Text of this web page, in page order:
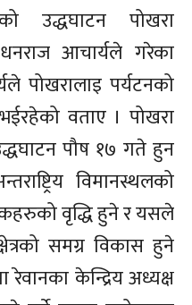
पोखरा
आचार्यले गरेका
पोखरालाइ पर्यटनको
वताए । पोखरा
पौष १७ गते हुन
विमानस्थलको
वृद्धि हुने र यसले
समग्र विकास हुने
रेवानका केन्द्रिय अध्यक्ष